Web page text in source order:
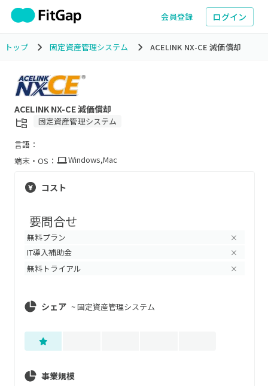
会員登録 ログイン
トップ 固定資産管理システム ACELINK NX-CE 減価償却
ACELINK NX-CE 減価償却
固定資産管理システム
言語：
端末・OS：
Windows,Mac
コスト
要問合せ
無料プラン ×
IT導入補助金 ×
無料トライアル ×
シェア ~固定資産管理システム
事業規模